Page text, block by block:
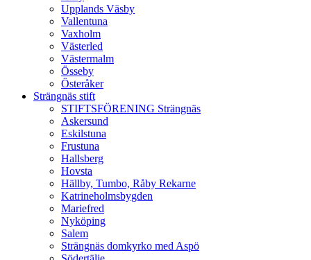
Upplands Väsby
Vallentuna
Vaxholm
Västerled
Västermalm
Össeby
Österåker
Strängnäs stift
STIFTSFÖRENING Strängnäs
Askersund
Eskilstuna
Frustuna
Hallsberg
Hovsta
Hällby, Tumbo, Råby Rekarne
Katrineholmsbygden
Mariefred
Nyköping
Salem
Strängnäs domkyrko med Aspö